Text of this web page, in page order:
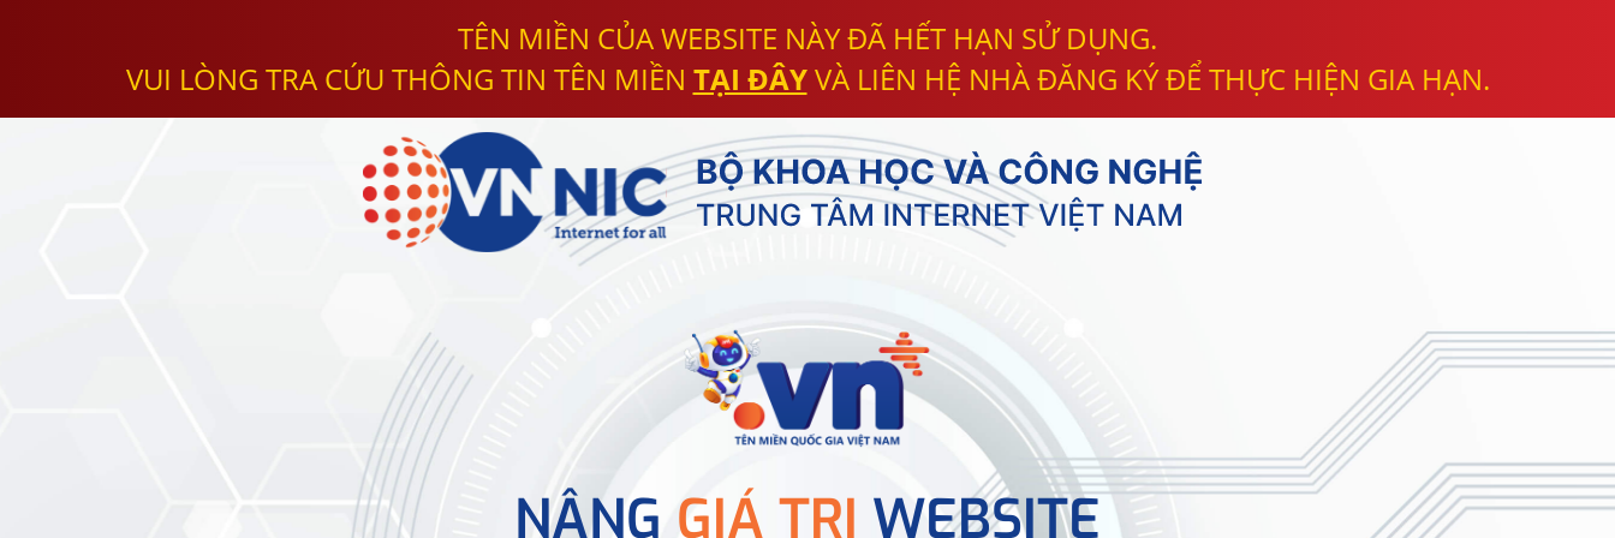
TÊN MIỀN CỦA WEBSITE NÀY ĐÃ HẾT HẠN SỬ DỤNG.
VUI LÒNG TRA CỨU THÔNG TIN TÊN MIỀN TẠI ĐÂYVÀ LIÊN HỆ NHÀ ĐĂNG KÝ ĐỂ THỰC HIỆN GIA HẠN.
NÂNG GIÁ TRỊ WEBSITE